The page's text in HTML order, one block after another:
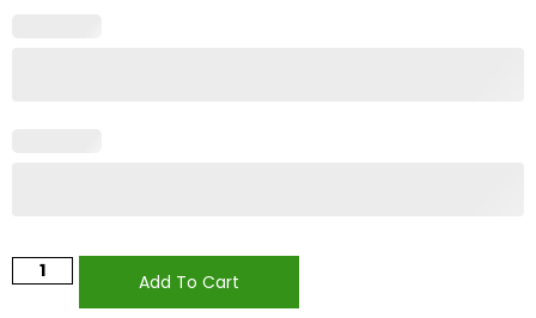
Add To Cart